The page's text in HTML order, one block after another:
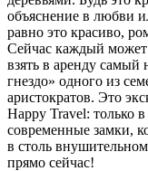
объяснение в любви
равно это красиво,
Сейчас каждый может
взять в аренду
гнездо» одного из
аристократов. Это
Happy Travel: только
современные замки,
в столь
прямо сейчас!